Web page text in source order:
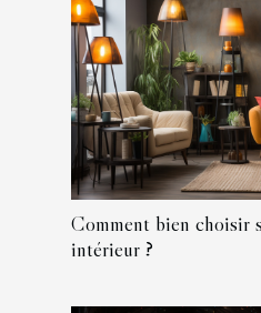
Comment bien choisir
intérieur ?